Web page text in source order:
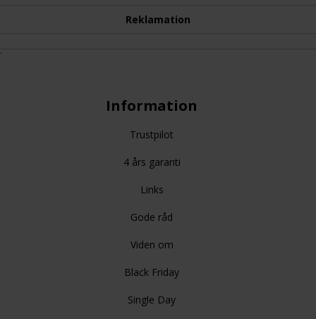
Reklamation
Information
Trustpilot
4 års garanti
Links
Gode råd
Viden om
Black Friday
Single Day
.